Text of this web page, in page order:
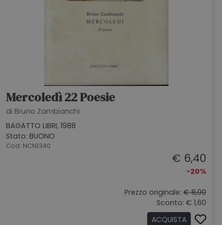
Mercoledì 22 Poesie
di Bruno Zambianchi
BAGATTO LIBRI, 1988
Stato: BUONO
Cod. NCN1340
€ 6,40
-20%
Prezzo originale: € 8,00
Sconto: € 1,60
ACQUISTA